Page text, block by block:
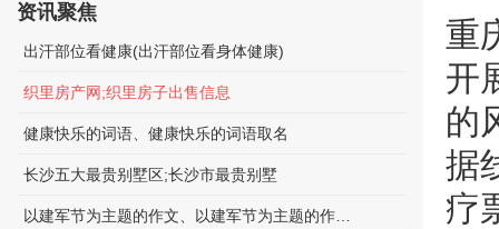
重
开
的
据
疗
资讯聚焦
出汗部位看健康(出汗部位看身体健康)
织里房产网;织里房子出售信息
健康快乐的词语、健康快乐的词语取名
长沙五大最贵别墅区;长沙市最贵别墅